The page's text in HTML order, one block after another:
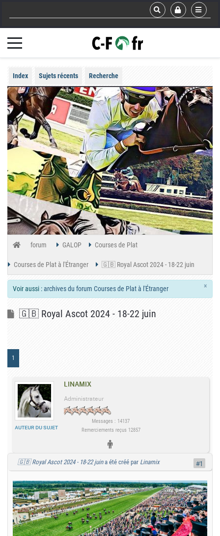
Index Sujets récents Recherche
forum GALOP Courses de Plat
Courses de Plat à l'Étranger 🇬🇧 Royal Ascot 2024 - 18-22 juin
×
Voir aussi :archives du forum Courses de Plat à l'Étranger
🇬🇧 Royal Ascot 2024 - 18-22 juin
1
LINAMIX
AUTEUR DU SUJET
Administrateur
Messages : 14137
Remerciements reçus 12857
🇬🇧 Royal Ascot 2024 - 18-22 juina été créé par Linamix #1